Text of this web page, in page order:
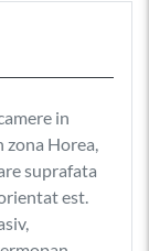
in
zona Horea,
suprafata
est.